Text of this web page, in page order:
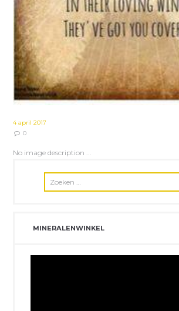
4 april 2017
0
No image description ...
MINERALENWINKEL